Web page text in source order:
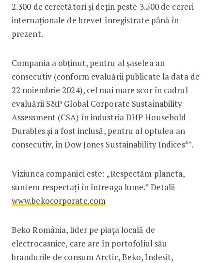
2.300 de cercetători și dețin peste 3.500 de cereri
internaționale de brevet înregistrate până în
prezent.
Compania a obținut, pentru al șaselea an
consecutiv (conform evaluării publicate la data de
22 noiembrie 2024), cel mai mare scor în cadrul
evaluării S&P Global Corporate Sustainability
Assessment (CSA) în industria DHP Household
Durables și a fost inclusă, pentru al optulea an
consecutiv, în Dow Jones Sustainability Indices**.
Viziunea companiei este: „Respectăm planeta,
suntem respectați în întreaga lume.” Detalii –
www.bekocorporate.com
Beko România, lider pe piața locală de
electrocasnice, care are în portofoliul său
brandurile de consum Arctic, Beko, Indesit,